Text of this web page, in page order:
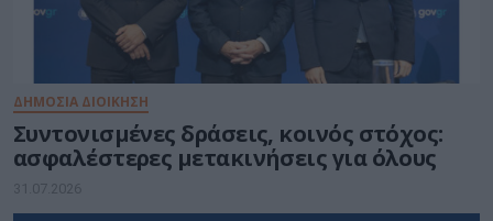
ΔΗΜΟΣΙΑ ΔΙΟΙΚΗΣΗ
Συντονισμένες δράσεις, κοινός στόχος:
ασφαλέστερες μετακινήσεις για όλους
31.07.2026